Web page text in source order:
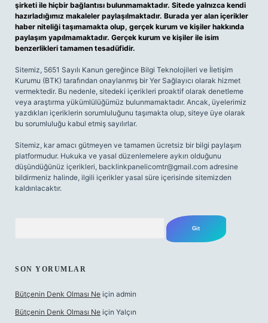
şirketi ile hiçbir bağlantısı bulunmamaktadır. Sitede yalnızca kendi
hazırladığımız makaleler paylaşılmaktadır. Burada yer alan içerikler
haber niteliği taşımamakta olup, gerçek kurum ve kişiler hakkında
paylaşım yapılmamaktadır. Gerçek kurum ve kişiler ile isim
benzerlikleri tamamen tesadüfidir.
Sitemiz, 5651 Sayılı Kanun gereğince Bilgi Teknolojileri ve İletişim
Kurumu (BTK) tarafından onaylanmış bir Yer Sağlayıcı olarak hizmet
vermektedir. Bu nedenle, sitedeki içerikleri proaktif olarak denetleme
veya araştırma yükümlülüğümüz bulunmamaktadır. Ancak, üyelerimiz
yazdıkları içeriklerin sorumluluğunu taşımakta olup, siteye üye olarak
bu sorumluluğu kabul etmiş sayılırlar.
Sitemiz, kar amacı gütmeyen ve tamamen ücretsiz bir bilgi paylaşım
platformudur. Hukuka ve yasal düzenlemelere aykırı olduğunu
düşündüğünüz içerikleri, backlinkpanelicomtr@gmail.com adresine
bildirmeniz halinde, ilgili içerikler yasal süre içerisinde sitemizden
kaldırılacaktır.
SON YORUMLAR
Bütçenin Denk Olması Ne için admin
Bütçenin Denk Olması Ne için Yalçın